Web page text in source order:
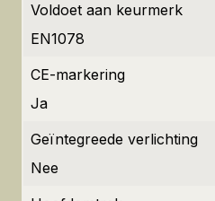
Voldoet aan keurmerk
EN1078
CE-markering
Ja
Geïntegreede verlichting
Nee